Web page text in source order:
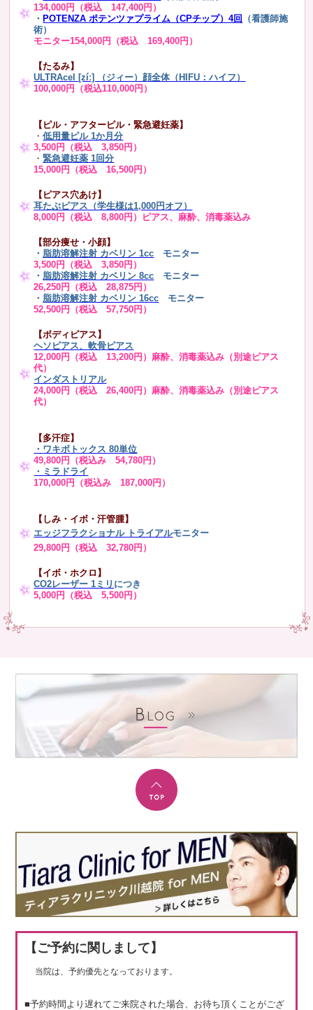
134,000円（税込 147,400円）
・ POTENZA ポテンツァプライム（CPチップ）4回
（看護師施
術）
モニター154,000円（税込 169,400円）
【たるみ】
ULTRAcel [zíː] （ジィー）顔全体（HIFU：ハイフ）
100,000円（税込110,000円）
【ピル・アフターピル・緊急避妊薬】
・低用量ピル 1か月分
3,500円（税込 3,850円）
・緊急避妊薬 1回分
15,000円（税込 16,500円）
【ピアス穴あけ】
耳たぶピアス（学生様は1,000円オフ）
8,000円（税込 8,800円）ピアス、麻酔、消毒薬込み
【部分痩せ・小顔】
・ 脂肪溶解注射 カベリン 1cc モニター
3,500円（税込 3,850円）
・ 脂肪溶解注射 カベリン 8cc モニター
26,250円（税込 28,875円）
・ 脂肪溶解注射 カベリン 16cc
モニター
52,500円（税込 57,750円）
【ボディピアス】
ヘソピアス、軟骨ピアス
12,000円（税込 13,200円）麻酔、消毒薬込み（別途ピアス
代）
インダストリアル
24,000円（税込 26,400円）麻酔、消毒薬込み（別途ピアス
代）
【多汗症】
・ ワキボトックス 80単位
49,800円（税込み 54,780円）
・ミラドライ
170,000円（税込み 187,000円）
【しみ・イボ・汗管腫】
エッジフラクショナル トライアルモニター
29,800円（税込 32,780円）
【イボ・ホクロ】
CO2レーザー 1ミリ につき
5,000円（税込 5,500円）
【ご予約に関しまして】
当院は、予約優先となっております。
■予約時間より遅れてご来院された場合、お待ち頂くことがござ